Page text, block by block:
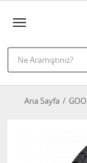
Ana Sayfa